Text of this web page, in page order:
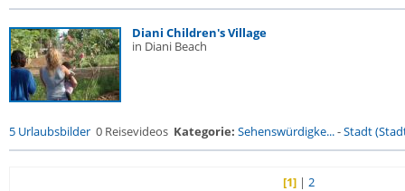
Diani Children's Village
in Diani Beach
5 Urlaubsbilder 0 Reisevideos Kategorie: Sehenswürdigke...-Stadt
[1] |2